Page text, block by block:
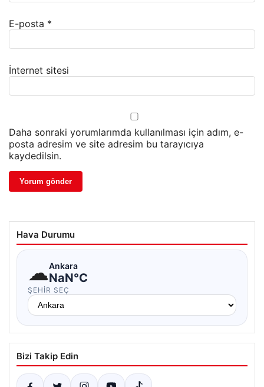
E-posta *
İnternet sitesi
Daha sonraki yorumlarımda kullanılması için adım, e-
posta adresim ve site adresim bu tarayıcıya
kaydedilsin.
Hava Durumu
☁Ankara
NaN°C
ŞEHIR SEÇ
Bizi Takip Edin